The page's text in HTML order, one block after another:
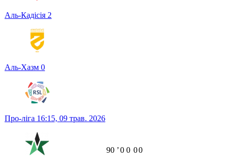
Аль-Кадісія 2
Аль-Хазм 0
Про-ліга 16:15, 09 трав. 2026
90 ʼ0 0 00